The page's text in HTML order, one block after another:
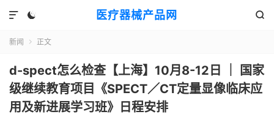
医疗器械产品网
 

新闻  正文
d-spect怎么检查【上海】10月8-12日 ｜ 国家
级继续教育项目《SPECT／CT定量显像临床应
用及新进展学习班》日程安排